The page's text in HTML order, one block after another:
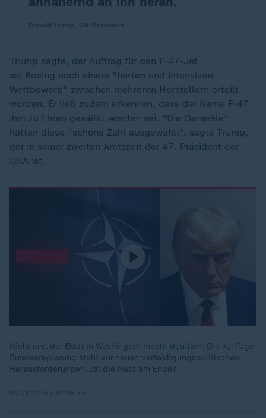
Trump sagte, der Auftrag für den F-47-Jet
sei Boeing nach einem "harten und intensiven
Wettbewerb" zwischen mehreren Herstellern erteilt
worden. Er ließ zudem erkennen, dass der Name F-47
ihm zu Ehren gewählt worden sei. "Die Generäle"
hätten diese "schöne Zahl ausgewählt", sagte Trump,
der in seiner zweiten Amtszeit der 47. Präsident der
USA ist.
Nicht erst der Eklat in Washington macht deutlich: Die künftige
Bundesregierung steht vor neuen verteidigungspolitischen
Herausforderungen. Ist die Nato am Ende?